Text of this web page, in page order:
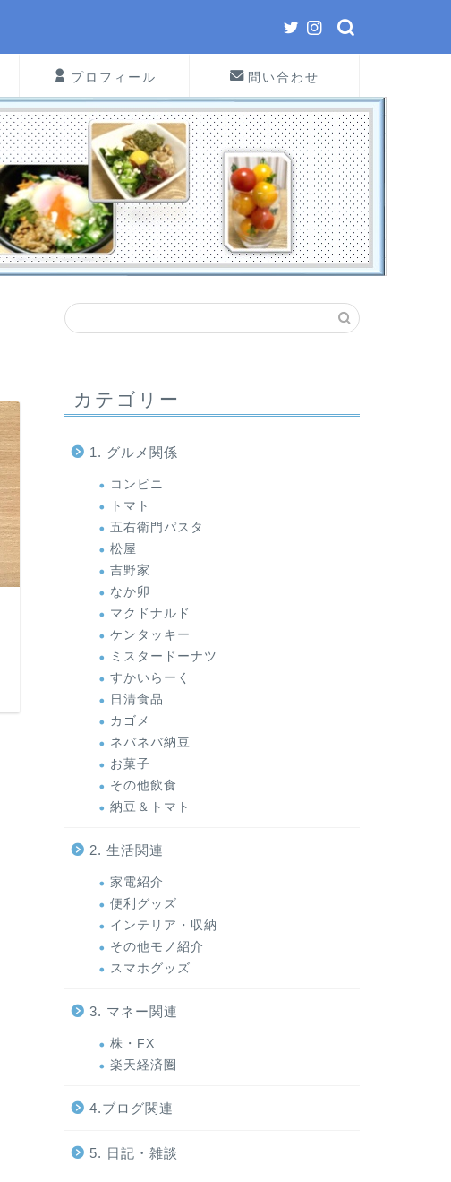
プロフィール 問い合わせ
カテゴリー
1. グルメ関係
コンビニ
トマト
五右衛門パスタ
松屋
吉野家
なか卯
マクドナルド
ケンタッキー
ミスタードーナツ
すかいらーく
日清食品
カゴメ
ネバネバ納豆
お菓子
その他飲食
納豆＆トマト
2. 生活関連
家電紹介
便利グッズ
インテリア・収納
その他モノ紹介
スマホグッズ
3. マネー関連
株・FX
楽天経済圏
4.ブログ関連
5. 日記・雑談